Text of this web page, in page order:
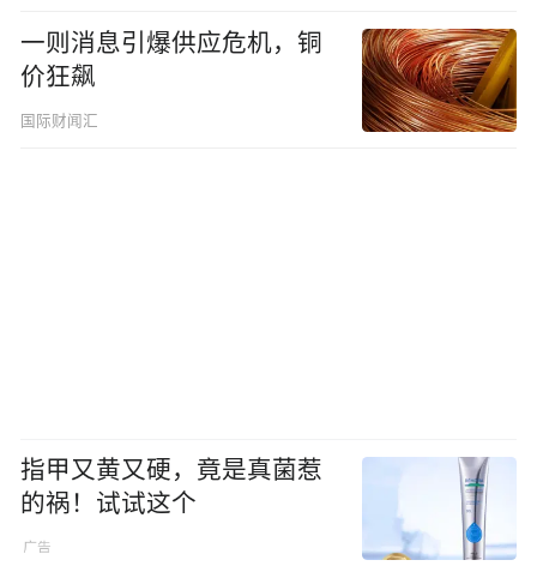
一则消息引爆供应危机，铜
价狂飙
国际财闻汇
指甲又黄又硬，竟是真菌惹
的祸！试试这个